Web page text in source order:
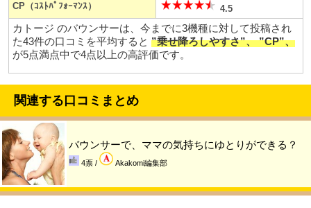
CP（ｺｽﾄﾊﾟﾌｫｰﾏﾝｽ） 4.5
カトージ のバウンサーは、今までに3機種に対して投稿され
た43件の口コミを平均すると ”乗せ降ろしやすさ”、 ”CP”、
が5点満点中で4点以上の高評価です。
関連する口コミまとめ
バウンサーで、ママの気持ちにゆとりができる？
4票 / Akakomi編集部